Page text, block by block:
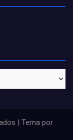
| Tema por